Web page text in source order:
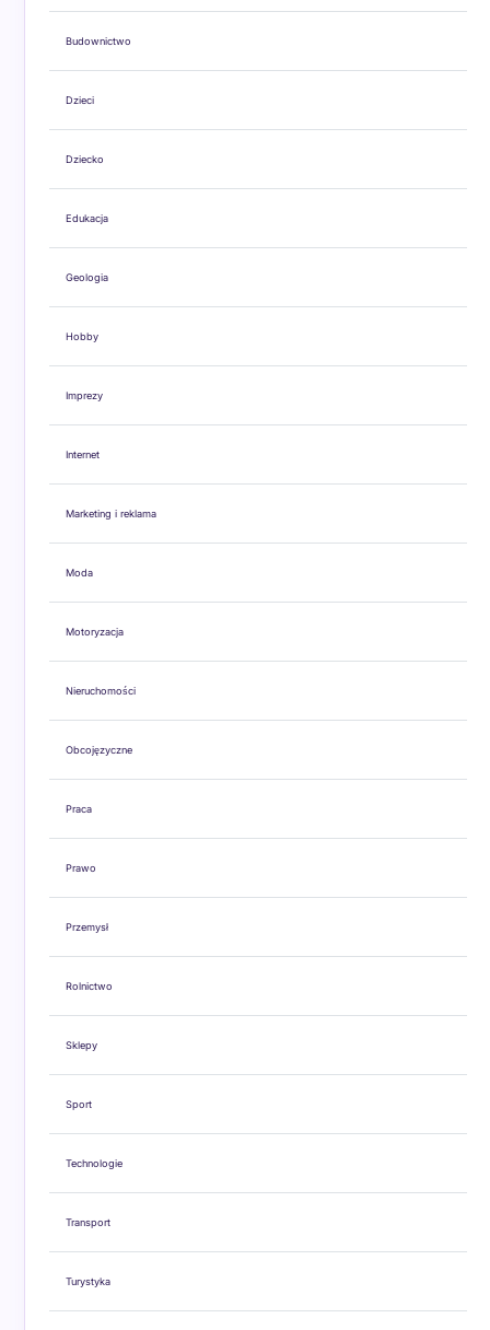
Budownictwo
Dzieci
Dziecko
Edukacja
Geologia
Hobby
Imprezy
Internet
Marketing i reklama
Moda
Motoryzacja
Nieruchomości
Obcojęzyczne
Praca
Prawo
Przemysł
Rolnictwo
Sklepy
Sport
Technologie
Transport
Turystyka